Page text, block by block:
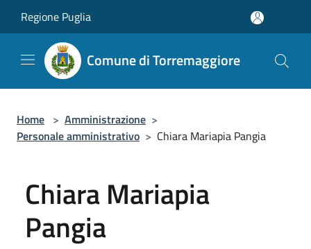
Regione Puglia
Comune di Torremaggiore
Home > Amministrazione >
Personale amministrativo > Chiara Mariapia Pangia
Chiara Mariapia
Pangia